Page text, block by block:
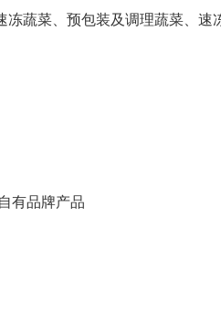
蔬菜、预包装及调理蔬菜、
有品牌产品